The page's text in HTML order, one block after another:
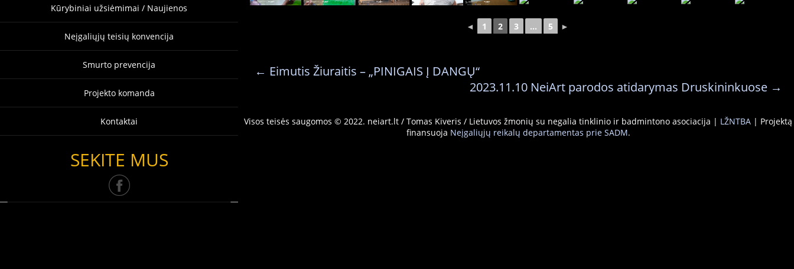
Kūrybiniai užsiėmimai / Naujienos
Neįgaliųjų teisių konvencija
Smurto prevencija
Projekto komanda
Kontaktai
SEKITE MUS
◄ 1 2 3 ... 5 ►
← Eimutis Žiuraitis – „PINIGAIS Į DANGŲ“
2023.11.10 NeiArt parodos atidarymas Druskininkuose →
Visos teisės saugomos © 2022. neiart.lt / Tomas Kiveris / Lietuvos žmonių su negalia tinklinio ir badmintono asociacija | LŽNTBA | Projektą
finansuoja Neįgaliųjų reikalų departamentas prie SADM.